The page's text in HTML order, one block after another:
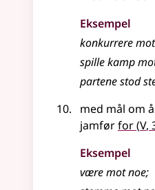
Eksempel
konkurreremot
spille kamp
partene stod
med mål om
jamførfor(5
V,
Eksempel
væremotnoe;